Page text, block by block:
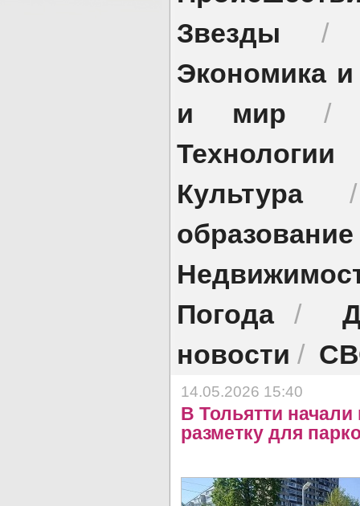
Звезды
Экономика
и мир
Технологии
Культура
образование
Погода/
новости /
14.05.2026 15:40
В Тольятти
разметку для